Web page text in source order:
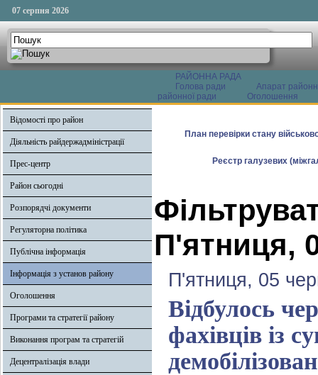
07 серпня 2026
РАЙОННА РАДА
Голова ради
Апарат
районної ради
Оголошення
Відомості про район
Діяльність райдержадміністрації
Прес-центр
Район сьогодні
Розпорядчі документи
Регуляторна політика
Публічна інформація
Інформація з установ району
Оголошення
Програми та стратегії району
Виконання програм та стратегій
Децентралізація влади
План перевірки стану
Реєстр галузевих
П'ятниця,
П'ятниця, 05
Відбулось
фахівців із